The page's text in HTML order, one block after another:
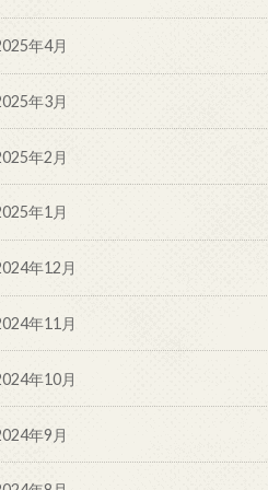
年4月
年3月
年2月
年1月
年12月
年11月
年10月
年9月